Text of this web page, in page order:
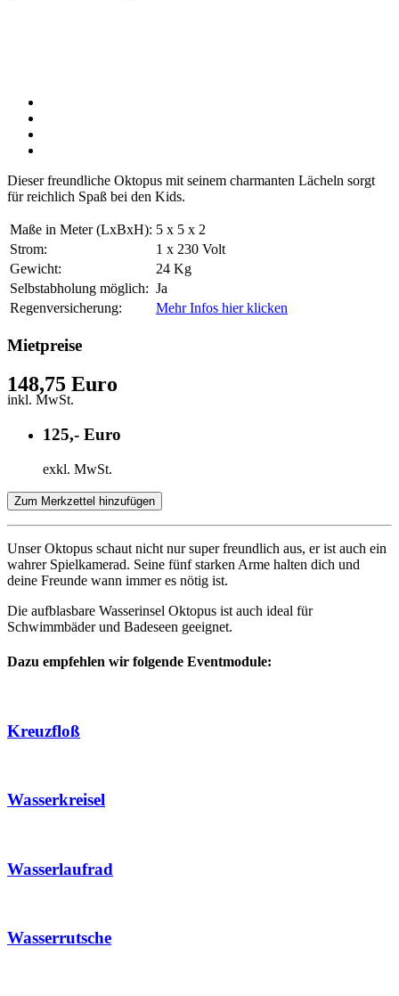
Dieser freundliche Oktopus mit seinem charmanten Lächeln sorgt
für reichlich Spaß bei den Kids.
Maße in Meter (LxBxH): 5 x 5 x 2
Strom:
1 x 230 Volt
Gewicht:
24 Kg
Selbstabholung möglich: Ja
Regenversicherung:
Mehr Infos hier klicken
Mietpreise
148,75 Euro
inkl. MwSt.
125,- Euro
exkl. MwSt.
Zum Merkzettel hinzufügen
Unser Oktopus schaut nicht nur super freundlich aus, er ist auch ein
wahrer Spielkamerad. Seine fünf starken Arme halten dich und
deine Freunde wann immer es nötig ist.
Die aufblasbare Wasserinsel Oktopus ist auch ideal für
Schwimmbäder und Badeseen geeignet.
Dazu empfehlen wir folgende Eventmodule:
Kreuzfloß
Wasserkreisel
Wasserlaufrad
Wasserrutsche